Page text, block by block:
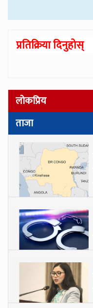
प्रतिक्रिया दिनुहोस्
लोकप्रिय
ताजा